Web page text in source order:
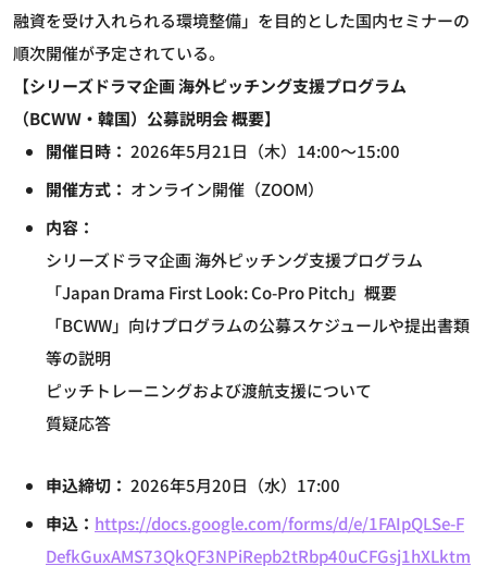
融資を受け入れられる環境整備」を目的とした国内セミナーの
順次開催が予定されている。
【シリーズドラマ企画 海外ピッチング支援プログラム
（BCWW・韓国）公募説明会 概要】
開催日時： 2026年5月21日（木）14:00～15:00
開催方式： オンライン開催（ZOOM）
内容：
シリーズドラマ企画 海外ピッチング支援プログラム
「Japan Drama First Look: Co-Pro Pitch」概要
「BCWW」向けプログラムの公募スケジュールや提出書類
等の説明
ピッチトレーニングおよび渡航支援について
質疑応答
申込締切： 2026年5月20日（水）17:00
申込： https://docs.google.com/forms/d/e/1FAIpQLSe-F
DefkGuxAMS73QkQF3NPiRepb2tRbp40uCFGsj1hXLktm